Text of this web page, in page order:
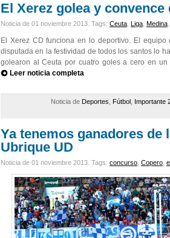
El Xerez golea y convence
Noticia de 01 noviembre 2013. Tags: Ceuta Liga Medina
El Xerez CD funciona en lo deportivo. El
disputada en la festividad de todos los santos lo
golearon al Ceuta por cuatro goles a cero en
Leer noticia completa
Noticia de Deportes Fútbol Importante
Ya tenemos ganadores de
Ubrique UD
Noticia de 01 noviembre 2013. Tags: concurso Copero